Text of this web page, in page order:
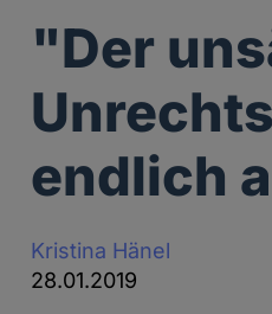
"Der
endlich
Kristina Hänel
28.01.2019